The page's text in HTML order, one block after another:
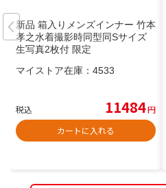
新品 箱入りメンズインナー 竹本
孝之水着撮影時同型同Sサイズ
生写真2枚付 限定
マイストア在庫： 4533
税込 11484円
カートに入れる